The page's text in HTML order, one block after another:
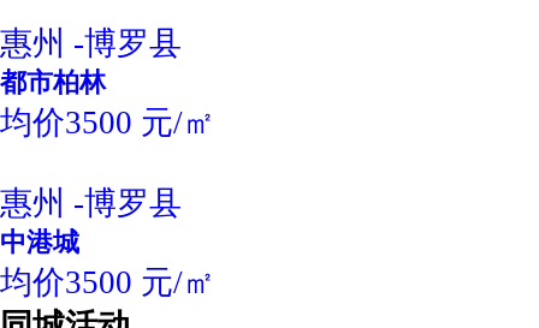
惠州 -博罗县
都市柏林
均价3500 元/㎡
惠州 -博罗县
中港城
均价3500 元/㎡